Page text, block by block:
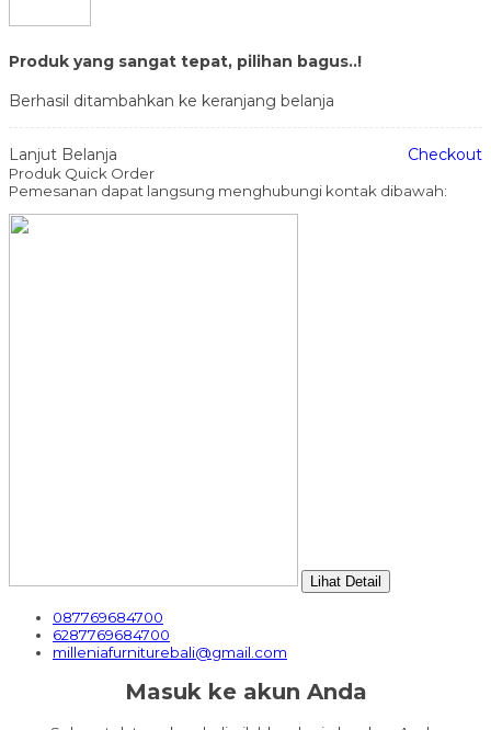
Produk yang sangat tepat, pilihan bagus..!
Berhasil ditambahkan ke keranjang belanja
Lanjut Belanja Checkout
Produk Quick Order
Pemesanan dapat langsung menghubungi kontak dibawah:
Lihat Detail
087769684700
6287769684700
milleniafurniturebali@gmail.com
Masuk ke akun Anda